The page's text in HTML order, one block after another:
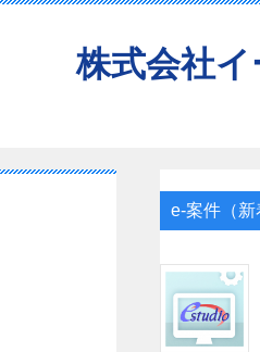
株式会社
e-案件（新